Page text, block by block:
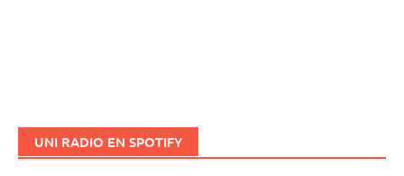
UNI RADIO EN SPOTIFY